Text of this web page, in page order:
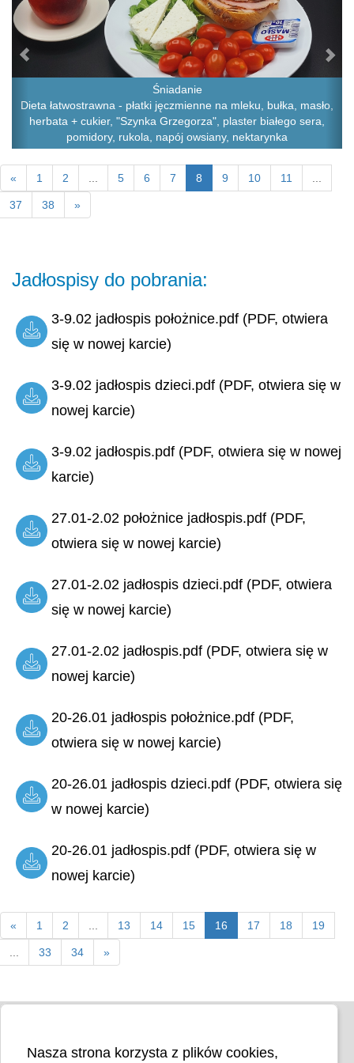
Śniadanie
Dieta łatwostrawna - płatki jęczmienne na mleku, bułka, masło,
herbata + cukier, "Szynka Grzegorza", plaster białego sera,
pomidory, rukola, napój owsiany, nektarynka
« 1 2 5 6 7 8 9 10 11
37 38 »
Jadłospisy do pobrania:
3-9.02 jadłospis położnice.pdf (PDF, otwiera
się w nowej karcie)
3-9.02 jadłospis dzieci.pdf (PDF, otwiera się w
nowej karcie)
3-9.02 jadłospis.pdf (PDF, otwiera się w nowej
karcie)
27.01-2.02 położnice jadłospis.pdf (PDF,
otwiera się w nowej karcie)
27.01-2.02 jadłospis dzieci.pdf (PDF, otwiera
się w nowej karcie)
27.01-2.02 jadłospis.pdf (PDF, otwiera się w
nowej karcie)
20-26.01 jadłospis położnice.pdf (PDF,
otwiera się w nowej karcie)
20-26.01 jadłospis dzieci.pdf (PDF, otwiera się
w nowej karcie)
20-26.01 jadłospis.pdf (PDF, otwiera się w
nowej karcie)
« 1 2 13 14 15 16 17 18 19
33 34 »
Nasza strona korzysta z plików cookies,